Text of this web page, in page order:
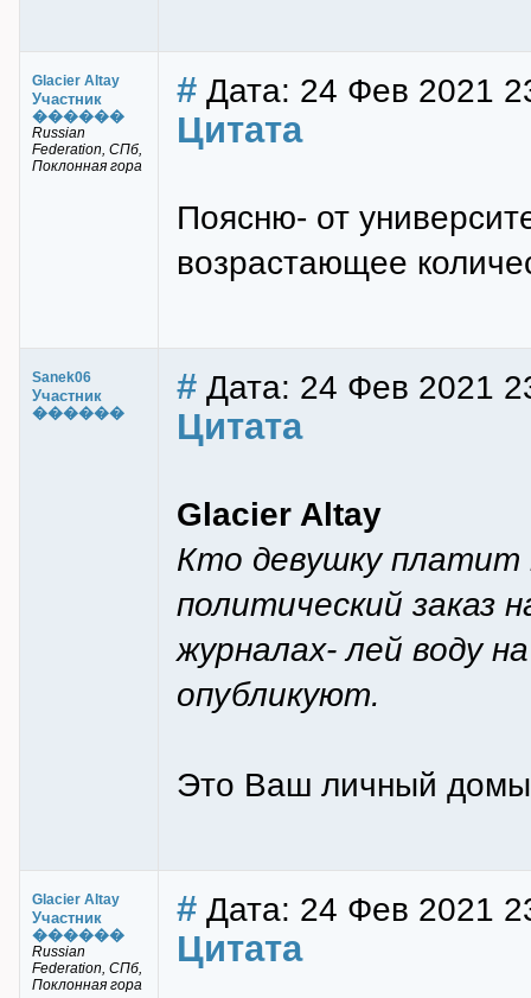
Glacier Altay
Участник
������
Russian
Federation, СПб,
Поклонная гора
# Дата: 24 Фев 2021
Цитата
Поясню- от
возрастающее
Sanek06
Участник
������
# Дата: 24 Фев 2021
Цитата
Glacier Altay
Кто девушку
политический заказ
журналах- лей воду
опубликуют.
Это Ваш личный
Glacier Altay
Участник
������
Russian
Federation, СПб,
Поклонная гора
# Дата: 24 Фев 2021
Цитата